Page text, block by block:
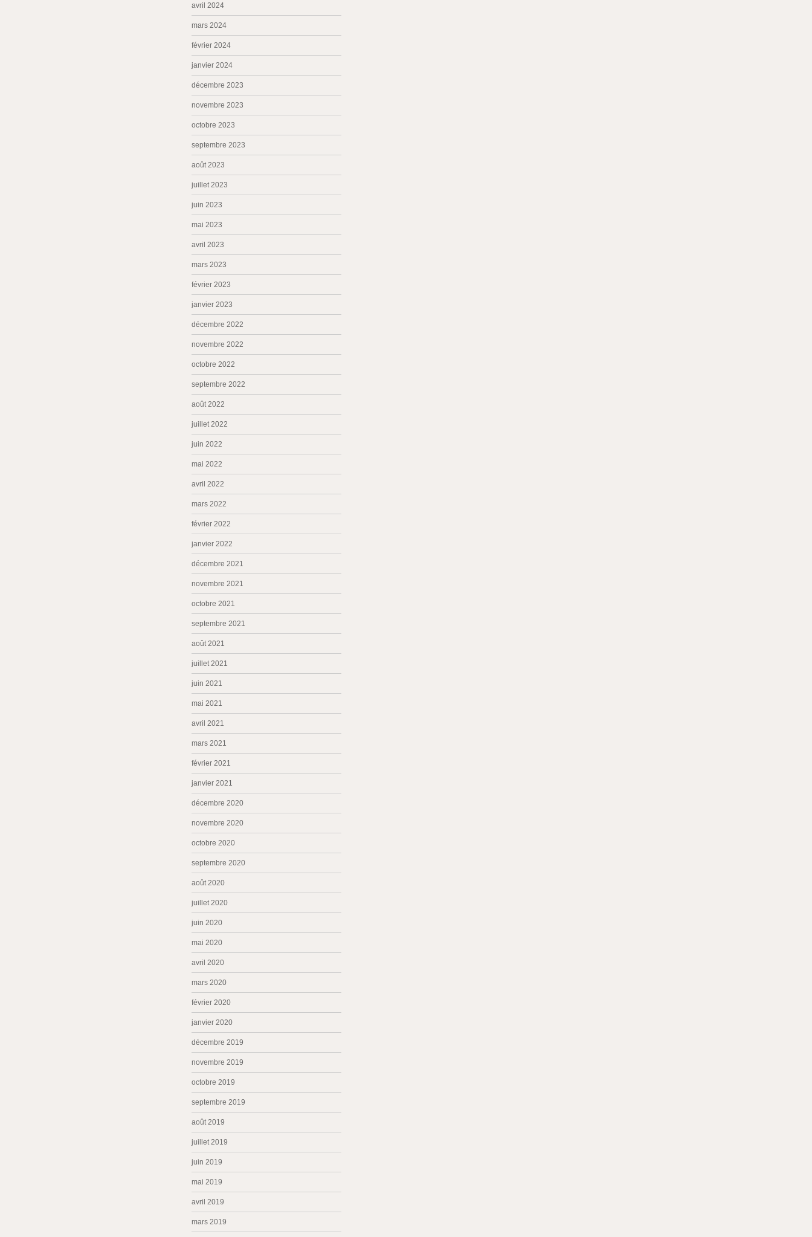
avril 2024
mars 2024
février 2024
janvier 2024
décembre 2023
novembre 2023
octobre 2023
septembre 2023
août 2023
juillet 2023
juin 2023
mai 2023
avril 2023
mars 2023
février 2023
janvier 2023
décembre 2022
novembre 2022
octobre 2022
septembre 2022
août 2022
juillet 2022
juin 2022
mai 2022
avril 2022
mars 2022
février 2022
janvier 2022
décembre 2021
novembre 2021
octobre 2021
septembre 2021
août 2021
juillet 2021
juin 2021
mai 2021
avril 2021
mars 2021
février 2021
janvier 2021
décembre 2020
novembre 2020
octobre 2020
septembre 2020
août 2020
juillet 2020
juin 2020
mai 2020
avril 2020
mars 2020
février 2020
janvier 2020
décembre 2019
novembre 2019
octobre 2019
septembre 2019
août 2019
juillet 2019
juin 2019
mai 2019
avril 2019
mars 2019